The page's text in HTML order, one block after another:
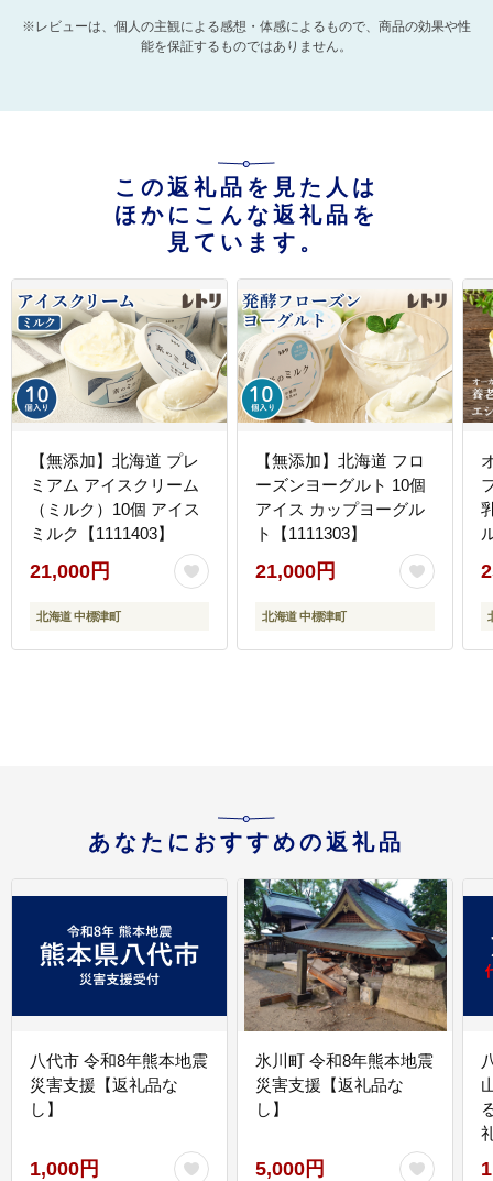
※レビューは、個人の主観による感想・体感によるもので、商品の効果や性
能を保証するものではありません。
この返礼品を見た人は
ほかにこんな返礼品を
見ています。
【無添加】北海道 プレ
ミアム アイスクリーム
（ミルク）10個 アイス
ミルク【1111403】
21,000円
北海道 中標津町
【無添加】北海道 フロ
ーズンヨーグルト 10個
アイス カップヨーグル
ト【1111303】
21,000円
北海道 中標津町
あなたにおすすめの返礼品
八代市 令和8年熊本地震
災害支援【返礼品な
し】
1,000円
氷川町 令和8年熊本地震
災害支援【返礼品な
し】
5,000円